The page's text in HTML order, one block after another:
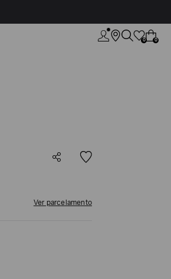
0 0
Ver parcelamento